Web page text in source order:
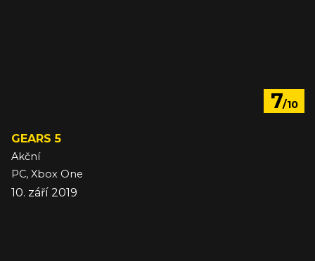
7/10
GEARS 5
Akční
PC, Xbox One
10. září 2019